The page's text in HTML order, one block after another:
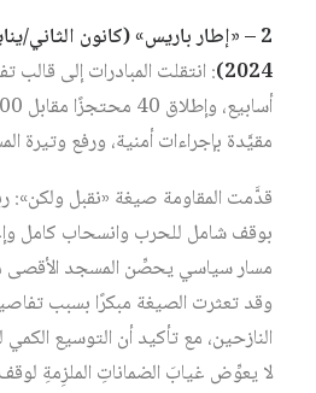
2 – «إطار باريس» (كانون الثاني/
2024) : انتقلت المبادرات إلى
مقيَّدة بإجراءات أمنية، ورفع وتيرة
قدَّمت المقاومة صيغة «نقبل ولكن»:
بوقف شامل للحرب وانسحاب كامل
مسار سياسي يحصِّن المسجد الأقصى
وقد تعثرت الصيغة مبكرًا بسبب
النازحين، مع تأكيد أن التوسيع
لا يعوِّض غيابَ الضماناتِ الملزِمةِ